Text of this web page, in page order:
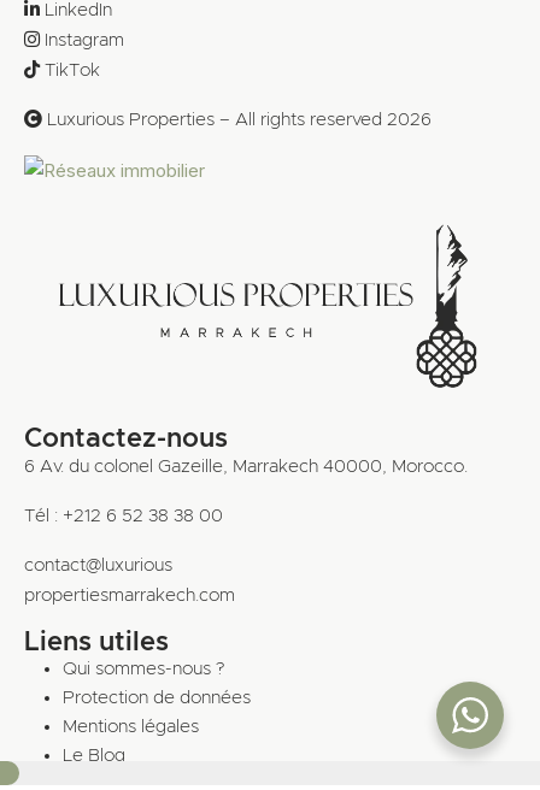
10%
LinkedIn
Instagram
TikTok
Luxurious Properties – All rights reserved 2026
Contactez-nous
6 Av. du colonel Gazeille, Marrakech 40000, Morocco.
Tél : +212 6 52 38 38 00
contact@luxurious
propertiesmarrakech.com
Liens utiles
Qui sommes-nous ?
Protection de données
Mentions légales
Le Blog